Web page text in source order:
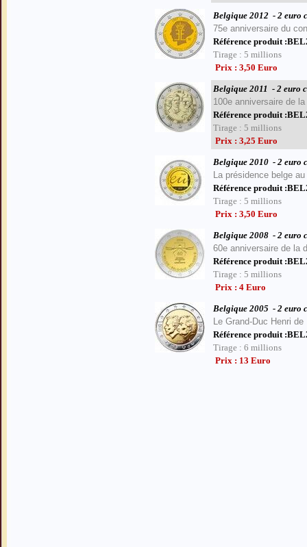
Belgique 2012- 2 euro
75e anniversaire du
Référence produit
Tirage : 5 millions
Prix : 3,50 Euro
Belgique 2011 - 2 euro
100e anniversaire de
Référence produit
Tirage : 5 millions
Prix : 3,25 Euro
Belgique 2010- 2 euro
La présidence belge
Référence produit
Tirage : 5 millions
Prix : 3,50 Euro
Belgique 2008- 2 euro
60e anniversaire de la
Référence produit
Tirage : 5 millions
Prix : 4 Euro
Belgique 2005 - 2 euro
Le Grand-Duc Henri
Référence produit
Tirage : 6 millions
Prix : 13 Euro